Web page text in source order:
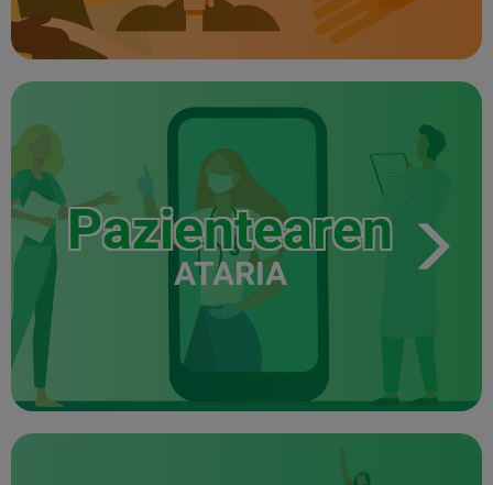
Pazientearen
ATARIA